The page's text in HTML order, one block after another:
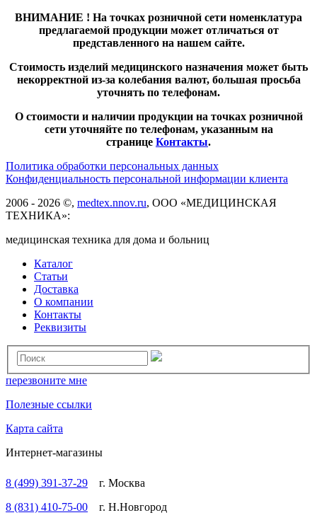
ВНИМАНИЕ ! На точках розничной сети номенклатура
предлагаемой продукции может отличаться от
представленного на нашем сайте.
Стоимость изделий медицинского назначения может быть
некорректной из-за колебания валют, большая просьба
уточнять по телефонам.
О стоимости и наличии продукции на точках розничной
сети уточняйте по телефонам, указанным на
странице Контакты.
Политика обработки персональных данных
Конфиденциальность персональной информации клиента
2006 - 2026 ©, medtex.nnov.ru, ООО «МЕДИЦИНСКАЯ
ТЕХНИКА»:
медицинская техника для дома и больниц
Каталог
Статьи
Доставка
О компании
Контакты
Реквизиты
перезвоните мне
Полезные ссылки
Карта сайта
Интернет-магазины
8 (499) 391-37-29 г. Москва
8 (831) 410-75-00 г. Н.Новгород